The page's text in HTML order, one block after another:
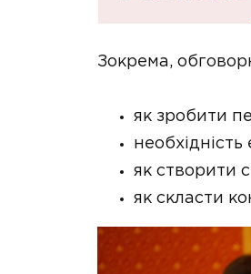
Зокрема,
як зробити
як створити
як скласти